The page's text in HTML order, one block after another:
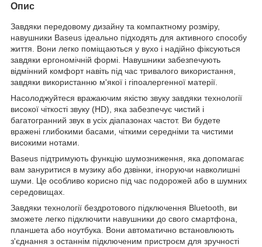
Опис
Завдяки передовому дизайну та компактному розміру,
навушники Baseus ідеально підходять для активного способу
життя. Вони легко поміщаються у вухо і надійно фіксуються
завдяки ергономічній формі. Навушники забезпечують
відмінний комфорт навіть під час тривалого використання,
завдяки використанню м'якої і гіпоалергенної матерії.
Насолоджуйтеся вражаючим якістю звуку завдяки технології
високої чіткості звуку (HD), яка забезпечує чистий і
багатогранний звук в усіх діапазонах частот. Ви будете
вражені глибокими басами, чіткими середніми та чистими
високими нотами.
Baseus підтримують функцію шумозниження, яка допомагає
вам зануритися в музику або дзвінки, ігноруючи навколишні
шуми. Це особливо корисно під час подорожей або в шумних
середовищах.
Завдяки технології бездротового підключення Bluetooth, ви
зможете легко підключити навушники до свого смартфона,
планшета або ноутбука. Вони автоматично встановлюють
з'єднання з останнім підключеним пристроєм для зручності